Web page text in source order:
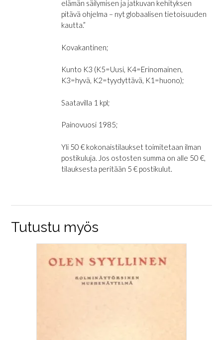
elämän säilymisen ja jatkuvan kehityksen
pitävä ohjelma – nyt globaalisen tietoisuuden
kautta.”
Kovakantinen;
Kunto K3 (K5=Uusi, K4=Erinomainen,
K3=hyvä, K2=tyydyttävä, K1=huono);
Saatavilla 1 kpl;
Painovuosi 1985;
Yli 50 € kokonaistilaukset toimitetaan ilman
postikuluja. Jos ostosten summa on alle 50 €,
tilauksesta peritään 5 € postikulut.
Tutustu myös